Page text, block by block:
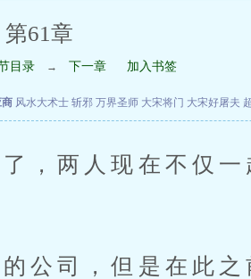
第61章
目录 → 下一章 加入书签
风水大术士 斩邪 万界圣师 大宋将门 大宋好屠夫
两人现在不仅一
公司，但是在此之